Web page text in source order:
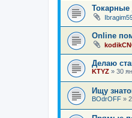
Токарные
Online
Делаю
KTYZ » 30
Ищу
BOdrOFF »